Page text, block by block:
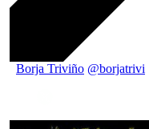
Borja Triviño @borjatrivi